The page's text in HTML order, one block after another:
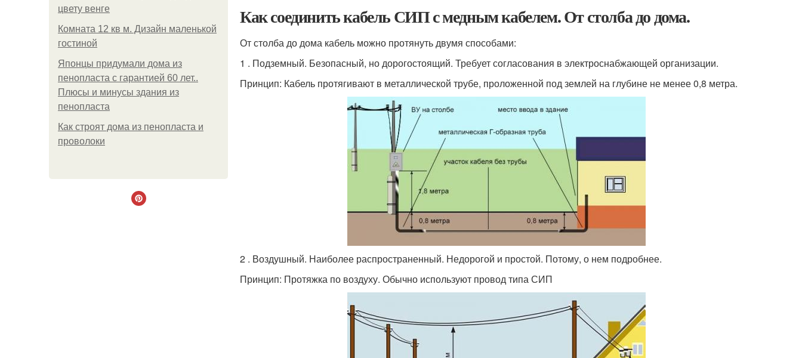
цвету венге
Комната 12 кв м. Дизайн маленькой
гостиной
Японцы придумали дома из
пенопласта с гарантией 60 лет..
Плюсы и минусы здания из
пенопласта
Как строят дома из пенопласта и
проволоки
Как соединить кабель СИП с медным кабелем. От столба до дома.
От столба до дома кабель можно протянуть двумя способами:
1 . Подземный. Безопасный, но дорогостоящий. Требует согласования в электроснабжающей организации.
Принцип: Кабель протягивают в металлической трубе, проложенной под землей на глубине не менее 0,8 метра.
2 . Воздушный. Наиболее распространенный. Недорогой и простой. Потому, о нем подробнее.
Принцип: Протяжка по воздуху. Обычно используют провод типа СИП